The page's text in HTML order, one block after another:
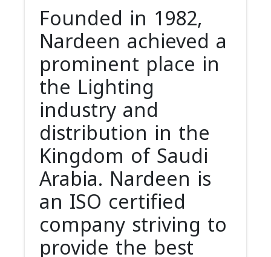
Founded in 1982,
Nardeen achieved a
prominent place in
the Lighting
industry and
distribution in the
Kingdom of Saudi
Arabia. Nardeen is
an ISO certified
company striving to
provide the best